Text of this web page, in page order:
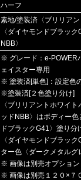
ハーフ
素地/塗装済〈ブリリアン
〈ダイヤモンドブラッ
NBB〉
※ グレード：e-POWER
ェイスター専用
※ 塗装済[単色]：設定色
※塗装済[２色塗り分け]
〈ブリリアントホワイ
ッドNBB〉はボディー
ドブラックG41〉塗り分
〈ダイヤモンドブラッ
ター色〈ダークメタル
※ 画像は別売オプショ
※ 画像は別売１２０×７